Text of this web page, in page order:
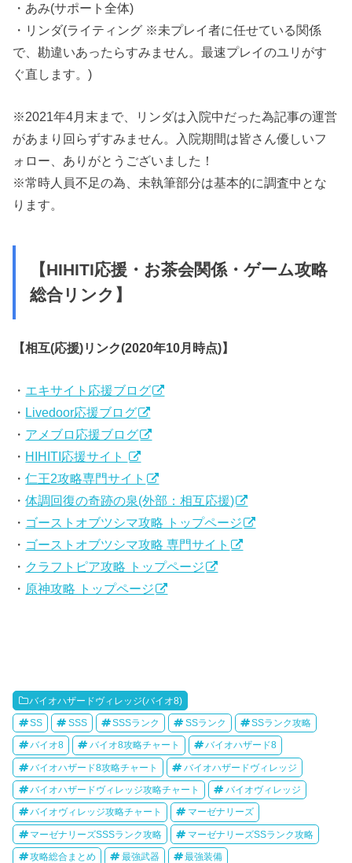
・あみ(サポート全体)
・リンダ(ライティング ※未プレイ者に任せている関係
で、勘違いあったらすみません。最速プレイのユリがす
ぐ直します。)
※2021年4月末まで、リンダは入院中だった為記事の運営
があまり回らずすみません。入院期間は皆さん優しいフ
ォロー、ありがとうございました！
※常時人員不足の為、未執筆部分は基本的に調査中とな
ります。
【HIHITI応援・お茶会関係・ゲーム攻略
総合リンク】
【相互(応援)リンク(2020年10月時点)】
・ エキサイト応援ブログ
・ Livedoor応援ブログ
・ アメブロ応援ブログ
・ HIHITI応援サイト
・仁王2攻略専門サイト
・体調回復の奇跡の泉(外部：相互応援)
・ ゴーストオブツシマ攻略 トップページ
・ ゴーストオブツシマ攻略 専門サイト
・ クラフトピア攻略 トップページ
・ 原神攻略 トップページ
バイオハザードヴィレッジ(バイオ8)
SS SSS SSSランク SSランク SSランク攻略
バイオ8 バイオ8攻略チャート バイオハザード8
バイオハザード8攻略チャート バイオハザードヴィレッジ
バイオハザードヴィレッジ攻略チャート バイオヴィレッジ
バイオヴィレッジ攻略チャート マーゼナリーズ
マーゼナリーズSSSランク攻略 マーゼナリーズSSランク攻略
攻略総合まとめ 最強武器 最強装備